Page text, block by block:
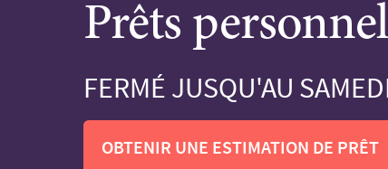
Prêts
FERMÉ JUSQU'AU
OBTENIR UNE ESTIMATION DE PRÊT